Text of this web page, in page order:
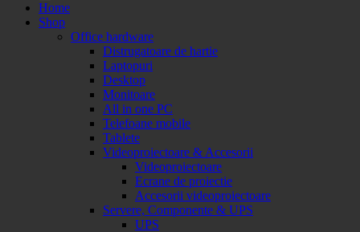
Home
Shop
Office hardware
Distrugatoare de hartie
Laptopuri
Desktop
Monitoare
All in one PC
Telefoane mobile
Tablete
Videoproiectoare & Accesorii
Videoproiectoare
Ecrane de proiectie
Accesorii videoproiectoare
Servere, Componente & UPS
UPS